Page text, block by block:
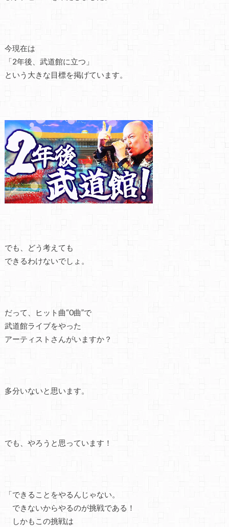
今現在は
「2年後、武道館に立つ」
という大きな目標を掲げています。
でも、どう考えても
できるわけないでしょ。
だって、ヒット曲“0曲”で
武道館ライブをやった
アーティストさんがいますか？
多分いないと思います。
でも、やろうと思っています！
「できることをやるんじゃない。
できないからやるのが挑戦である！
しかもこの挑戦は